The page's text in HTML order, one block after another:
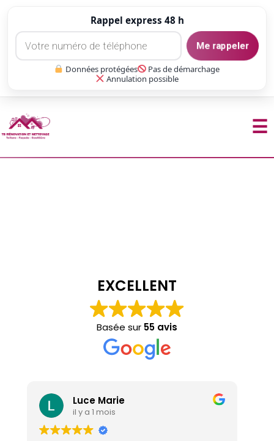
Rappel express 48 h
Me rappeler
Données protégées
Pas de démarchage
Annulation possible
☰
EXCELLENT
Basée sur 55 avis
Luce Marie
il y a 1 mois